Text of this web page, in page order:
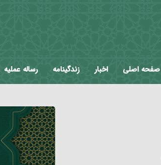
صفحه اصلی اخبار زندگینامه رساله عملیه